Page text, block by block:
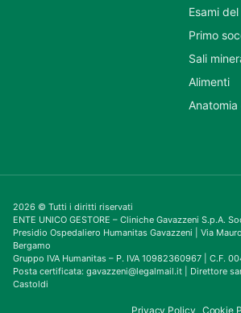
Esami
Primo
Sali
Alimenti
2026 © Tutti i diritti riservati
ENTE UNICO GESTORE – Cliniche Gavazzeni S.p.A.
Presidio Ospedaliero Humanitas Gavazzeni | Via
Bergamo
Gruppo IVA Humanitas – P. IVA 10982360967 | C.F.
Posta certificata: gavazzeni@legalmail.it | Direttore
Castoldi
Privacy Policy Cookie